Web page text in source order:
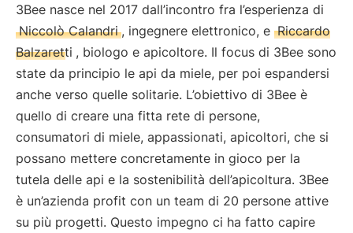
3Bee nasce nel 2017 dall’incontro fra l’esperienza di
Niccolò Calandri , ingegnere elettronico, e Riccardo
Balzaretti , biologo e apicoltore. Il focus di 3Bee sono
state da principio le api da miele, per poi espandersi
anche verso quelle solitarie. L’obiettivo di 3Bee è
quello di creare una fitta rete di persone,
consumatori di miele, appassionati, apicoltori, che si
possano mettere concretamente in gioco per la
tutela delle api e la sostenibilità dell’apicoltura. 3Bee
è un’azienda profit con un team di 20 persone attive
su più progetti. Questo impegno ci ha fatto capire